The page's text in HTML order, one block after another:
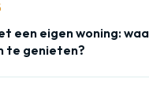
een eigen woning:
te genieten?